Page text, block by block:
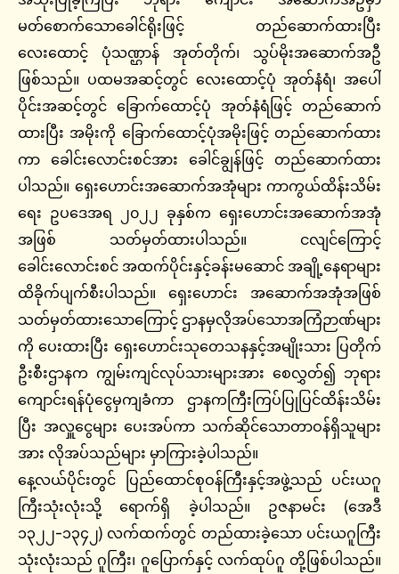
မတ်စောက်သောခေါင်ရိုးဖြင့် တည်ဆောက်ထားပြီး
လေးထောင့် ပုံသဏ္ဌာန် အုတ်တိုက်၊ သွပ်မိုးအဆောက်အဦ
ဖြစ်သည်။ ပထမအဆင့်တွင် လေးထောင့်ပုံ အုတ်နံရံ၊ အပေါ်
ပိုင်းအဆင့်တွင် ခြောက်ထောင့်ပုံ အုတ်နံရံဖြင့် တည်ဆောက်
ထားပြီး အမိုးကို ခြောက်ထောင့်ပုံအမိုးဖြင့် တည်ဆောက်ထား
ကာ ခေါင်းလောင်းစင်အား ခေါင်ချွန်ဖြင့် တည်ဆောက်ထား
ပါသည်။ ရှေးဟောင်းအဆောက်အအုံများ ကာကွယ်ထိန်းသိမ်း
ရေး ဥပဒေအရ ၂၀၂၂ ခုနှစ်က ရှေးဟောင်းအဆောက်အအုံ
အဖြစ် သတ်မှတ်ထားပါသည်။ ငလျင်ကြောင့်
ခေါင်းလောင်းစင် အထက်ပိုင်းနှင့်ခန်းမဆောင် အချို့နေရာများ
ထိခိုက်ပျက်စီးပါသည်။ ရှေးဟောင်း အဆောက်အအုံအဖြစ်
သတ်မှတ်ထားသောကြောင့် ဌာနမှလိုအပ်သောအကြံဉာဏ်များ
ကို ပေးထားပြီး ရှေးဟောင်းသုတေသနနှင့်အမျိုးသား ပြတိုက်
ဦးစီးဌာနက ကျွမ်းကျင်လုပ်သားများအား စေလွှတ်၍ ဘုရား
ကျောင်းရန်ပုံငွေမှကျခံကာ ဌာနကကြီးကြပ်ပြုပြင်ထိန်းသိမ်း
ပြီး အလှူငွေများ ပေးအပ်ကာ သက်ဆိုင်သောတာဝန်ရှိသူများ
အား လိုအပ်သည်များ မှာကြားခဲ့ပါသည်။
နေ့လယ်ပိုင်းတွင် ပြည်ထောင်စုဝန်ကြီးနှင့်အဖွဲ့သည် ပင်းယဂူ
ကြီးသုံးလုံးသို့ ရောက်ရှိ ခဲ့ပါသည်။ ဥဇနာမင်း (အေဒီ
၁၃၂၂-၁၃၄၂) လက်ထက်တွင် တည်ထားခဲ့သော ပင်းယဂူကြီး
သုံးလုံးသည် ဂူကြီး၊ ဂူပြောက်နှင့် လက်ထုပ်ဂူ တို့ဖြစ်ပါသည်။